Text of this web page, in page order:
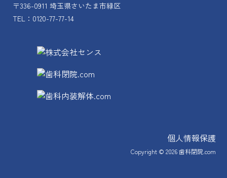
〒336-0911 埼玉県さいたま市緑区
TEL：0120-77-77-14
個人情報保護
Copyright © 2026歯科閉院.com